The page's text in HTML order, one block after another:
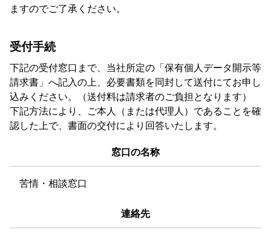
ますのでご了承ください。
受付手続
下記の受付窓口まで、当社所定の「保有個人データ開示等
請求書」へ記入の上、必要書類を同封して送付にてお申し
込みください。（送付料は請求者のご負担となります）
下記方法により、ご本人（または代理人）であることを確
認した上で、書面の交付により回答いたします。
窓口の名称
苦情・相談窓口
連絡先